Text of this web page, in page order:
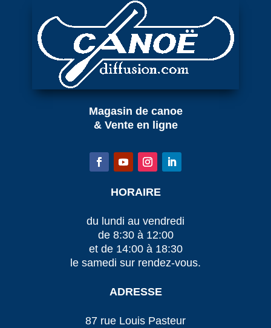
Magasin de canoe
& Vente en ligne
HORAIRE
du lundi au vendredi
de 8:30 à 12:00
et de 14:00 à 18:30
le samedi sur rendez-vous.
ADRESSE
87 rue Louis Pasteur